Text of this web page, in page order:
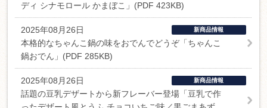
ディ シナモロール かまぼこ」(PDF 423KB)
2025年08月26日 新商品情報
本格的なちゃんこ鍋の味をおでんでどうぞ「ちゃんこ
鍋おでん」(PDF 285KB)
2025年08月26日 新商品情報
話題の豆乳デザートから新フレーバー登場「豆乳で作